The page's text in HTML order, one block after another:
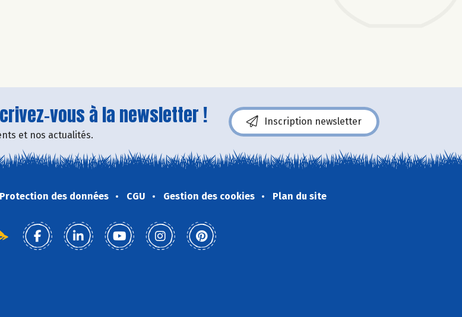
vous à la newsletter !
et nos actualités.
Inscription newsletter
Protection des données CGU Gestion des cookies Plan du site